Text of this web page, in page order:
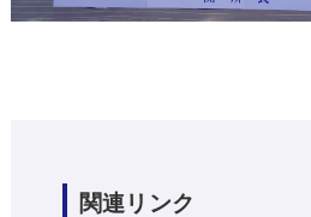
関連リンク